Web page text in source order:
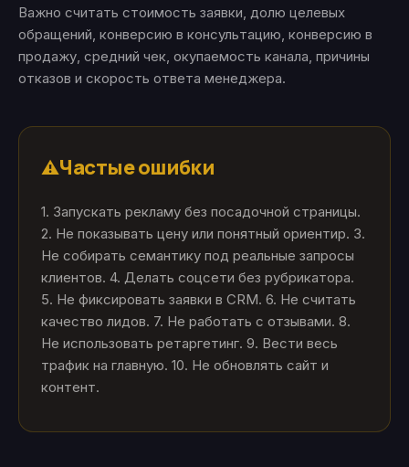
Важно считать стоимость заявки, долю целевых
обращений, конверсию в консультацию, конверсию в
продажу, средний чек, окупаемость канала, причины
отказов и скорость ответа менеджера.
⚠️Частые ошибки
1. Запускать рекламу без посадочной страницы.
2. Не показывать цену или понятный ориентир. 3.
Не собирать семантику под реальные запросы
клиентов. 4. Делать соцсети без рубрикатора.
5. Не фиксировать заявки в CRM. 6. Не считать
качество лидов. 7. Не работать с отзывами. 8.
Не использовать ретаргетинг. 9. Вести весь
трафик на главную. 10. Не обновлять сайт и
контент.